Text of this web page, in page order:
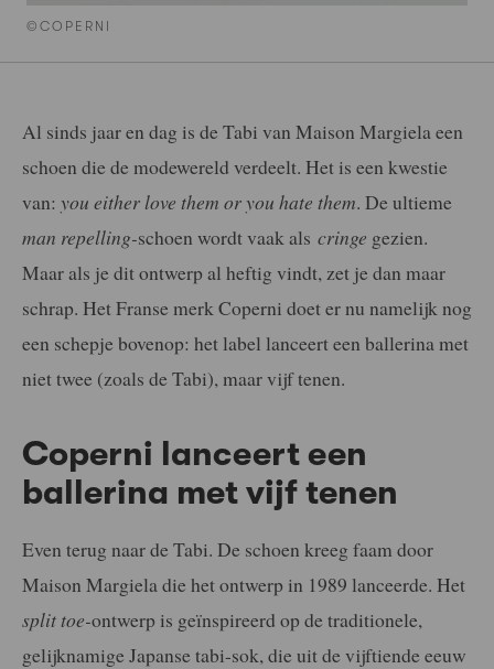
©COPERNI
Al sinds jaar en dag is de Tabi van Maison Margiela een
schoen die de modewereld verdeelt. Het is een kwestie
van: you either love them or you hate them. De ultieme
man repelling-schoen wordt vaak als cringe gezien.
Maar als je dit ontwerp al heftig vindt, zet je dan maar
schrap. Het Franse merk Coperni doet er nu namelijk nog
een schepje bovenop: het label lanceert een ballerina met
niet twee (zoals de Tabi), maar vijf tenen.
Coperni lanceert een
ballerina met vijf tenen
Even terug naar de Tabi. De schoen kreeg faam door
Maison Margiela die het ontwerp in 1989 lanceerde. Het
split toe-ontwerp is geïnspireerd op de traditionele,
gelijknamige Japanse tabi-sok, die uit de vijftiende eeuw